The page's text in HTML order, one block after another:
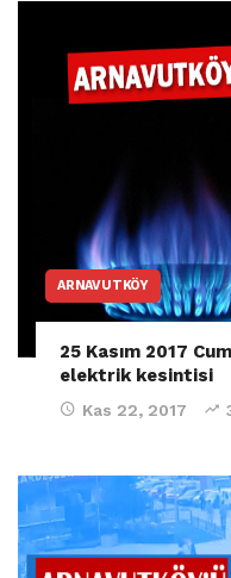
ARNAVUTKÖY
25 Kasım 2017
elektrik kesintisi
Kas 22, 2017